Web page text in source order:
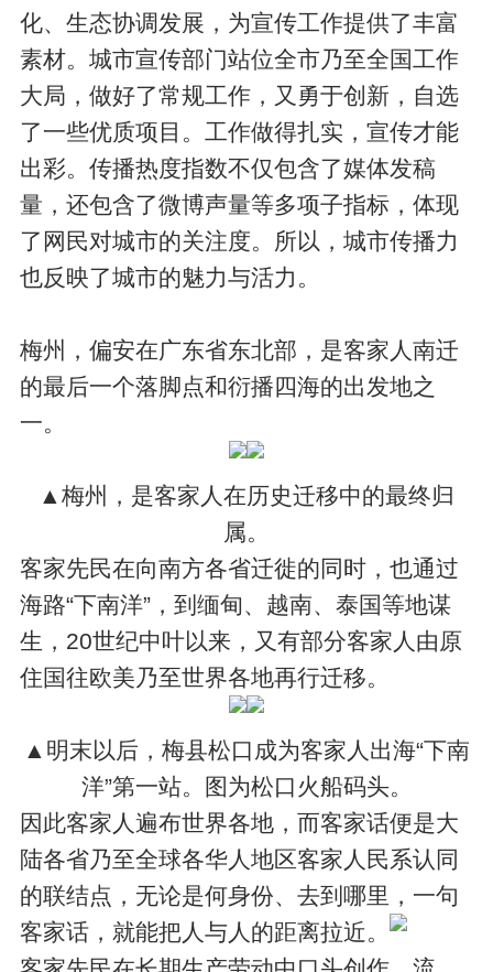
化、生态协调发展，为宣传工作提供了丰富
素材。城市宣传部门站位全市乃至全国工作
大局，做好了常规工作，又勇于创新，自选
了一些优质项目。工作做得扎实，宣传才能
出彩。传播热度指数不仅包含了媒体发稿
量，还包含了微博声量等多项子指标，体现
了网民对城市的关注度。所以，城市传播力
也反映了城市的魅力与活力。
梅州，偏安在广东省东北部，是客家人南迁
的最后一个落脚点和衍播四海的出发地之
一。
▲梅州，是客家人在历史迁移中的最终归
属。
客家先民在向南方各省迁徙的同时，也通过
海路“下南洋”，到缅甸、越南、泰国等地谋
生，20世纪中叶以来，又有部分客家人由原
住国往欧美乃至世界各地再行迁移。
▲明末以后，梅县松口成为客家人出海“下南
洋”第一站。图为松口火船码头。
因此客家人遍布世界各地，而客家话便是大
陆各省乃至全球各华人地区客家人民系认同
的联结点，无论是何身份、去到哪里，一句
客家话，就能把人与人的距离拉近。